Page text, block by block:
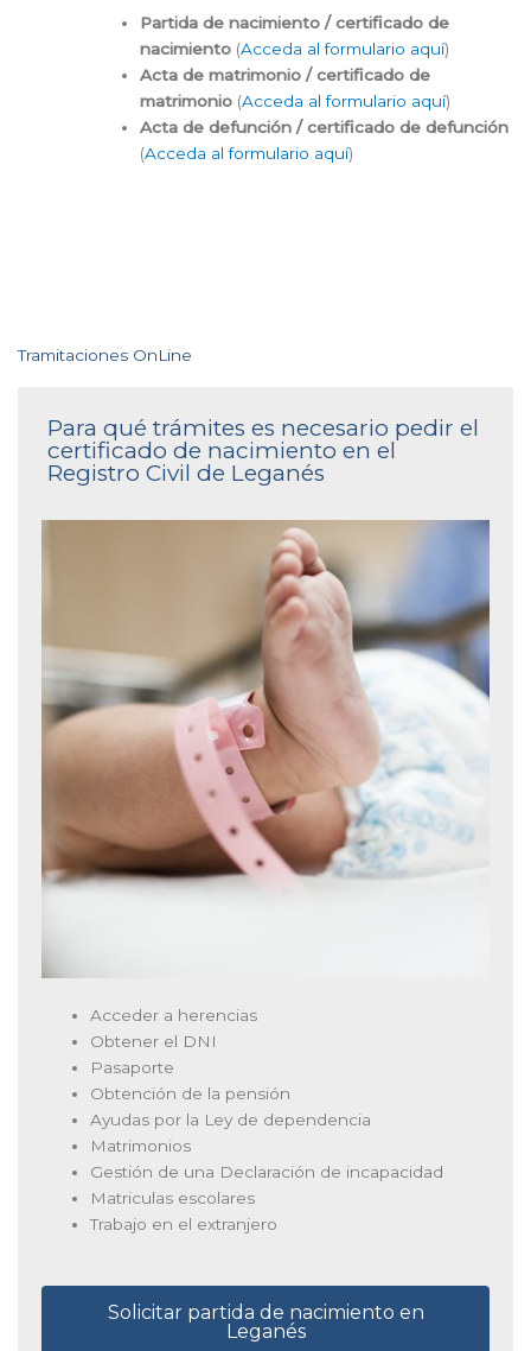
Partida de nacimiento / certificado de
nacimiento(Acceda al formulario aquí)
Acta de matrimonio / certificado de
matrimonio(Acceda al formulario aquí)
Acta de defunción / certificado de defunción
(Acceda al formulario aquí)
Tramitaciones OnLine
Para qué trámites es necesario pedir el
certificado de nacimiento en el
Registro Civil de Leganés
Acceder a herencias
Obtener el DNI
Pasaporte
Obtención de la pensión
Ayudas por la Ley de dependencia
Matrimonios
Gestión de una Declaración de incapacidad
Matriculas escolares
Trabajo en el extranjero
Solicitar partida de nacimiento en
Leganés